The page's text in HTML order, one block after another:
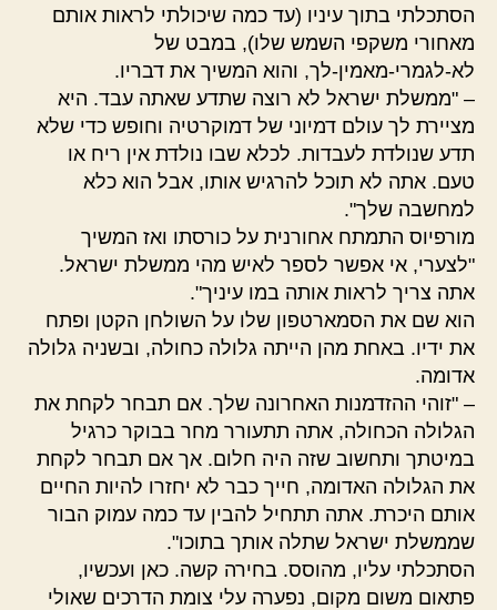
הסתכלתי בתוך עיניו (עד כמה שיכולתי לראות אותם
מאחורי משקפי השמש שלו), במבט של
לא-לגמרי-מאמין-לך, והוא המשיך את דבריו.
– "ממשלת ישראל לא רוצה שתדע שאתה עבד. היא
מציירת לך עולם דמיוני של דמוקרטיה וחופש כדי שלא
תדע שנולדת לעבדות. לכלא שבו נולדת אין ריח או
טעם. אתה לא תוכל להרגיש אותו, אבל הוא כלא
למחשבה שלך".
מורפיוס התמתח אחורנית על כורסתו ואז המשיך
"לצערי, אי אפשר לספר לאיש מהי ממשלת ישראל.
אתה צריך לראות אותה במו עיניך".
הוא שם את הסמארטפון שלו על השולחן הקטן ופתח
את ידיו. באחת מהן הייתה גלולה כחולה, ובשניה גלולה
אדומה.
– "זוהי ההזדמנות האחרונה שלך. אם תבחר לקחת את
הגלולה הכחולה, אתה תתעורר מחר בבוקר כרגיל
במיטתך ותחשוב שזה היה חלום. אך אם תבחר לקחת
את הגלולה האדומה, חייך כבר לא יחזרו להיות החיים
אותם היכרת. אתה תתחיל להבין עד כמה עמוק הבור
שממשלת ישראל שתלה אותך בתוכו".
הסתכלתי עליו, מהוסס. בחירה קשה. כאן ועכשיו,
פתאום משום מקום, נפערה עלי צומת הדרכים שאולי